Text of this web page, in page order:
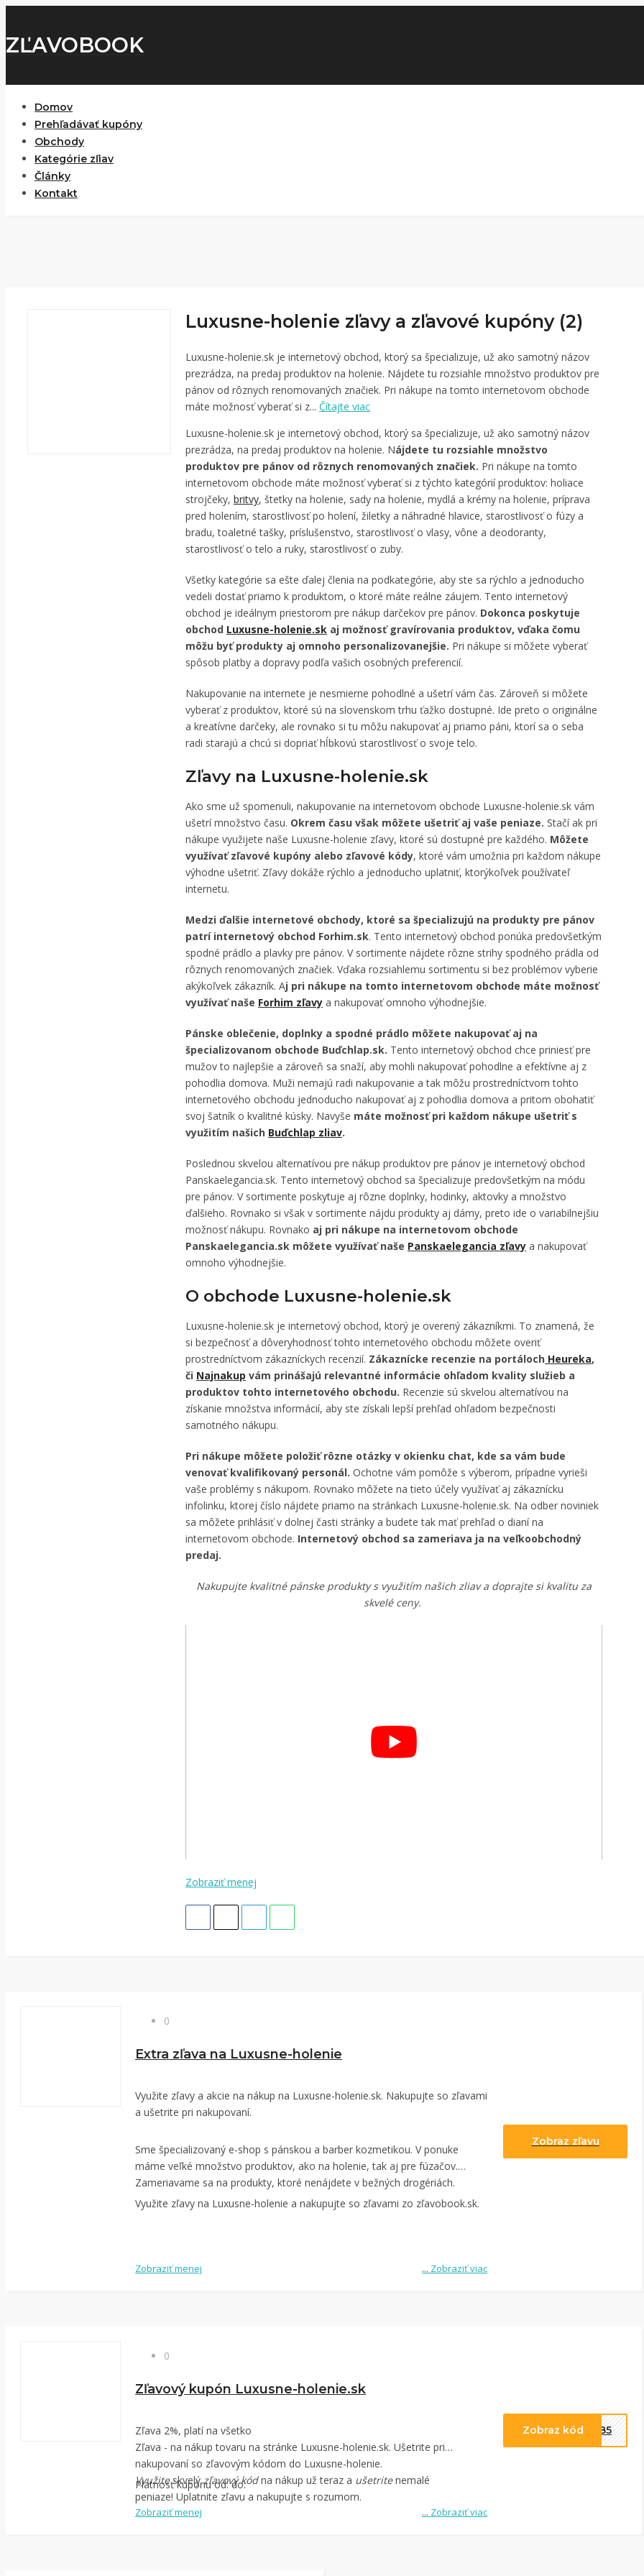
ZĽAVOBOOK
Domov
Prehľadávať kupóny
Obchody
Kategórie zľiav
Články
Kontakt
Luxusne-holenie zľavy a zľavové kupóny (2)
Luxusne-holenie.sk je internetový obchod, ktorý sa špecializuje, už ako samotný názov
prezrádza, na predaj produktov na holenie. Nájdete tu rozsiahle množstvo produktov pre
pánov od rôznych renomovaných značiek. Pri nákupe na tomto internetovom obchode
máte možnosť vyberať si z... Čítajte viac
Luxusne-holenie.sk je internetový obchod, ktorý sa špecializuje, už ako samotný názov
prezrádza, na predaj produktov na holenie. Nájdete tu rozsiahle množstvo
produktov pre pánov od rôznych renomovaných značiek. Pri nákupe na tomto
internetovom obchode máte možnosť vyberať si z týchto kategórií produktov: holiace
strojčeky, britvy, štetky na holenie, sady na holenie, mydlá a krémy na holenie, príprava
pred holením, starostlivosť po holení, žiletky a náhradné hlavice, starostlivosť o fúzy a
bradu, toaletné tašky, príslušenstvo, starostlivosť o vlasy, vône a deodoranty,
starostlivosť o telo a ruky, starostlivosť o zuby.
Všetky kategórie sa ešte ďalej členia na podkategórie, aby ste sa rýchlo a jednoducho
vedeli dostať priamo k produktom, o ktoré máte reálne záujem. Tento internetový
obchod je ideálnym priestorom pre nákup darčekov pre pánov. Dokonca poskytuje
obchod Luxusne-holenie.sk aj možnosť gravírovania produktov, vďaka čomu
môžu byť produkty aj omnoho personalizovanejšie. Pri nákupe si môžete vyberať
spôsob platby a dopravy podľa vašich osobných preferencií.
Nakupovanie na internete je nesmierne pohodlné a ušetrí vám čas. Zároveň si môžete
vyberať z produktov, ktoré sú na slovenskom trhu ťažko dostupné. Ide preto o originálne
a kreatívne darčeky, ale rovnako si tu môžu nakupovať aj priamo páni, ktorí sa o seba
radi starajú a chcú si dopriať hĺbkovú starostlivosť o svoje telo.
Zľavy na Luxusne-holenie.sk
Ako sme už spomenuli, nakupovanie na internetovom obchode Luxusne-holenie.sk vám
ušetrí množstvo času. Okrem času však môžete ušetriť aj vaše peniaze. Stačí ak pri
nákupe využijete naše Luxusne-holenie zľavy, ktoré sú dostupné pre každého. Môžete
využívať zľavové kupóny alebo zľavové kódy, ktoré vám umožnia pri každom nákupe
výhodne ušetriť. Zľavy dokáže rýchlo a jednoducho uplatniť, ktorýkoľvek používateľ
internetu.
Medzi ďalšie internetové obchody, ktoré sa špecializujú na produkty pre pánov
patrí internetový obchod Forhim.sk. Tento internetový obchod ponúka predovšetkým
spodné prádlo a plavky pre pánov. V sortimente nájdete rôzne strihy spodného prádla od
rôznych renomovaných značiek. Vďaka rozsiahlemu sortimentu si bez problémov vyberie
akýkoľvek zákazník. Aj pri nákupe na tomto internetovom obchode máte možnosť
využívať naše Forhim zľavy a nakupovať omnoho výhodnejšie.
Pánske oblečenie, doplnky a spodné prádlo môžete nakupovať aj na
špecializovanom obchode Buďchlap.sk. Tento internetový obchod chce priniesť pre
mužov to najlepšie a zároveň sa snaží, aby mohli nakupovať pohodlne a efektívne aj z
pohodlia domova. Muži nemajú radi nakupovanie a tak môžu prostredníctvom tohto
internetového obchodu jednoducho nakupovať aj z pohodlia domova a pritom obohatiť
svoj šatník o kvalitné kúsky. Navyše máte možnosť pri každom nákupe ušetriť s
využitím našich Buďchlap zliav.
Poslednou skvelou alternatívou pre nákup produktov pre pánov je internetový obchod
Panskaelegancia.sk. Tento internetový obchod sa špecializuje predovšetkým na módu
pre pánov. V sortimente poskytuje aj rôzne doplnky, hodinky, aktovky a množstvo
ďalšieho. Rovnako si však v sortimente nájdu produkty aj dámy, preto ide o variabilnejšiu
možnosť nákupu. Rovnako aj pri nákupe na internetovom obchode
Panskaelegancia.sk môžete využívať naše Panskaelegancia zľavy a nakupovať
omnoho výhodnejšie.
O obchode Luxusne-holenie.sk
Luxusne-holenie.sk je internetový obchod, ktorý je overený zákazníkmi. To znamená, že
si bezpečnosť a dôveryhodnosť tohto internetového obchodu môžete overiť
prostredníctvom zákazníckych recenzií. Zákaznícke recenzie na portáloch Heureka,
či Najnakup vám prinášajú relevantné informácie ohľadom kvality služieb a
produktov tohto internetového obchodu. Recenzie sú skvelou alternatívou na
získanie množstva informácií, aby ste získali lepší prehľad ohľadom bezpečnosti
samotného nákupu.
Pri nákupe môžete položiť rôzne otázky v okienku chat, kde sa vám bude
venovať kvalifikovaný personál. Ochotne vám pomôže s výberom, prípadne vyrieši
vaše problémy s nákupom. Rovnako môžete na tieto účely využívať aj zákaznícku
infolinku, ktorej číslo nájdete priamo na stránkach Luxusne-holenie.sk. Na odber noviniek
sa môžete prihlásiť v dolnej časti stránky a budete tak mať prehľad o dianí na
internetovom obchode. Internetový obchod sa zameriava ja na veľkoobchodný
predaj.
Nakupujte kvalitné pánske produkty s využitím našich zliav a doprajte si kvalitu za
skvelé ceny.
Zobraziť menej
0
Extra zľava na Luxusne-holenie
... Zobraziť viac
Využite zľavy a akcie na nákup na Luxusne-holenie.sk. Nakupujte so zľavami
a ušetrite pri nakupovaní.
Sme špecializovaný e-shop s pánskou a barber kozmetikou. V ponuke
máme veľké množstvo produktov, ako na holenie, tak aj pre fúzačov.
Zameriavame sa na produkty, ktoré nenájdete v bežných drogériách.
Využite zľavy na Luxusne-holenie a nakupujte so zľavami zo zľavobook.sk.
Zobraziť menej
Zobraz zľavu
0
Zľavový kupón Luxusne-holenie.sk
... Zobraziť viac
Zľava 2%, platí na všetko
Zľava - na nákup tovaru na stránke Luxusne-holenie.sk. Ušetrite pri
nakupovaní so zľavovým kódom do Luxusne-holenie.
Využiteskvelýzľavový kód na nákup už teraz a ušetritenemalé
peniaze! Uplatnite zľavu a nakupujte s rozumom.
Platnosť kupónu od: do:
Zobraziť menej
Zobraz kódTYB5